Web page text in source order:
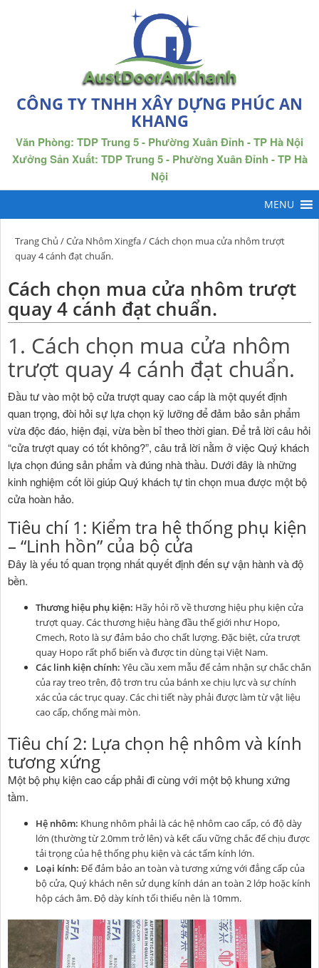
CÔNG TY TNHH XÂY DỰNG PHÚC AN
KHANG
Văn Phòng: TDP Trung 5 - Phường Xuân Đỉnh - TP Hà Nội
Xưởng Sản Xuất: TDP Trung 5 - Phường Xuân Đỉnh - TP Hà
Nội
Trang Chủ /Cửa Nhôm Xingfa/ Cách chọn mua cửa nhôm trượt
quay 4 cánh đạt chuẩn.
Cách chọn mua cửa nhôm trượt
quay 4 cánh đạt chuẩn.
1. Cách chọn mua cửa nhôm
trượt quay 4 cánh đạt chuẩn.
Đầu tư vào một bộ cửa trượt quay cao cấp là một quyết định
quan trọng, đòi hỏi sự lựa chọn kỹ lưỡng để đảm bảo sản phẩm
vừa độc đáo, hiện đại, vừa bền bỉ theo thời gian. Để trả lời câu hỏi
“cửa trượt quay có tốt không?”, câu trả lời nằm ở việc Quý khách
lựa chọn đúng sản phẩm và đúng nhà thầu. Dưới đây là những
kinh nghiệm cốt lõi giúp Quý khách tự tin chọn mua được một bộ
cửa hoàn hảo.
Tiêu chí 1: Kiểm tra hệ thống phụ kiện
– “Linh hồn” của bộ cửa
Đây là yếu tố quan trọng nhất quyết định đến sự vận hành và độ
bền.
Thương hiệu phụ kiện: Hãy hỏi rõ về thương hiệu phụ kiện cửa
trượt quay. Các thương hiệu hàng đầu thế giới như Hopo,
Cmech, Roto là sự đảm bảo cho chất lượng. Đặc biệt, cửa trượt
quay Hopo rất phổ biến và được tin dùng tại Việt Nam.
Các linh kiện chính: Yêu cầu xem mẫu để cảm nhận sự chắc chắn
của ray treo trên, độ trơn tru của bánh xe chịu lực và sự chính
xác của các trục quay. Các chi tiết này phải được làm từ vật liệu
cao cấp, chống mài mòn.
Tiêu chí 2: Lựa chọn hệ nhôm và kính
tương xứng
Một bộ phụ kiện cao cấp phải đi cùng với một bộ khung xứng
tầm.
Hệ nhôm: Khung nhôm phải là các hệ nhôm cao cấp, có độ dày
lớn (thường từ 2.0mm trở lên) và kết cấu vững chắc để chịu được
tải trọng của hệ thống phụ kiện và các tấm kính lớn.
Loại kính: Để đảm bảo an toàn và tương xứng với đẳng cấp của
bộ cửa, Quý khách nên sử dụng kính dán an toàn 2 lớp hoặc kính
hộp cách âm. Độ dày kính tối thiểu nên là 10mm.